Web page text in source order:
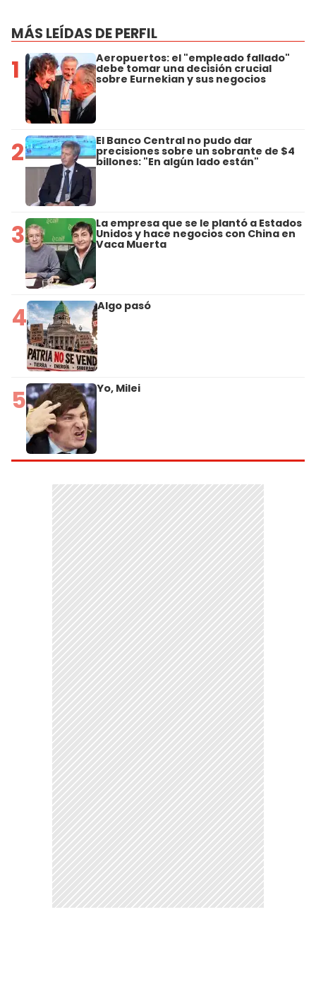
MÁS LEÍDAS DE PERFIL
1 Aeropuertos: el "empleado fallado"
debe tomar una decisión crucial
sobre Eurnekian y sus negocios
2 El Banco Central no pudo dar
precisiones sobre un sobrante de $4
billones: "En algún lado están"
3 La empresa que se le plantó a Estados
Unidos y hace negocios con China en
Vaca Muerta
4 Algo pasó
5 Yo, Milei